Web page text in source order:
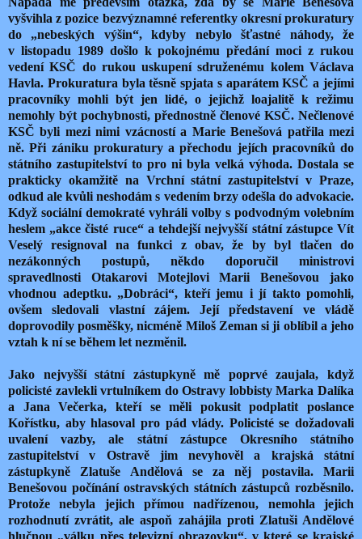
vyšvihla z pozice bezvýznamné referentky okresní prokuratury
do „nebeských výšin“, kdyby nebylo šťastné náhody, že
v listopadu 1989 došlo k pokojnému předání moci z rukou
vedení KSČ do rukou uskupení sdruženému kolem Václava
Havla. Prokuratura byla těsně spjata s aparátem KSČ a jejími
pracovníky mohli být jen lidé, o jejichž loajalitě k režimu
nemohly být pochybnosti, přednostně členové KSČ. Nečlenové
KSČ byli mezi nimi vzácností a Marie Benešová patřila mezi
ně. Při zániku prokuratury a přechodu jejích pracovníků do
státního zastupitelství to pro ni byla velká výhoda. Dostala se
prakticky okamžitě na Vrchní státní zastupitelství v Praze,
odkud ale kvůli neshodám s vedením brzy odešla do advokacie.
Když sociální demokraté vyhráli volby s podvodným volebním
heslem „akce čisté ruce“ a tehdejší nejvyšší státní zástupce Vít
Veselý resignoval na funkci z obav, že by byl tlačen do
nezákonných postupů, někdo doporučil ministrovi
spravedlnosti Otakarovi Motejlovi Marii Benešovou jako
vhodnou adeptku. „Dobráci“, kteří jemu i jí takto pomohli,
ovšem sledovali vlastní zájem. Její představení ve vládě
doprovodily posměšky, nicméně Miloš Zeman si ji oblíbil a jeho
vztah k ní se během let nezměnil.
Jako nejvyšší státní zástupkyně mě poprvé zaujala, když
policisté zavlekli vrtulníkem do Ostravy lobbisty Marka Dalíka
a Jana Večerka, kteří se měli pokusit podplatit poslance
Kořístku, aby hlasoval pro pád vlády. Policisté se dožadovali
uvalení vazby, ale státní zástupce Okresního státního
zastupitelství v Ostravě jim nevyhověl a krajská státní
zástupkyně Zlatuše Andělová se za něj postavila. Marii
Benešovou počínání ostravských státních zástupců rozběsnilo.
Protože nebyla jejich přímou nadřízenou, nemohla jejich
rozhodnutí zvrátit, ale aspoň zahájila proti Zlatuši Andělové
hlučnou „válku přes televizní obrazovku“, v které se krajské